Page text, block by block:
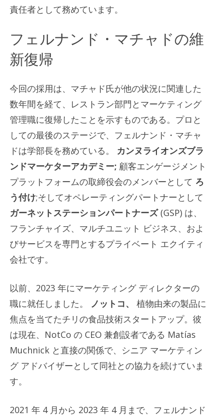
責任者として務めています。
フェルナンド・マチャドの維
新復帰
今回の採用は、マチャド氏が他の状況に関連した
数年間を経て、レストラン部門とマーケティング
管理職に復帰したことを示すものである。プロと
しての最後のステージで、フェルナンド・マチャ
ドは学部長を務めている。 カンヌライオンズブラ
ンドマーケターアカデミー; 顧客エンゲージメント
プラットフォームの取締役会のメンバーとして ろ
う付け;そしてオペレーティングパートナーとして
ガーネットステーションパートナーズ (GSP) は、
フランチャイズ、マルチユニット ビジネス、およ
びサービスを専門とするプライベート エクイティ
会社です。
以前、2023 年にマーケティング ディレクターの
職に就任しました。
ノットコ、 植物由来の製品に
焦点を当てたチリの食品技術スタートアップ。彼
は現在、NotCo の CEO 兼創設者である Matías
Muchnick と直接の関係で、シニア マーケティン
グ アドバイザーとして同社との協力を続けていま
す。
2021 年 4 月から 2023 年 4 月まで、フェルナンド